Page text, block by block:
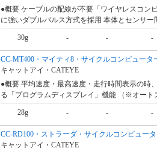
●概要 ケーブルの配線が不要「ワイヤレスコン
に強いダブルパルス方式を採用 本体とセンサー
30g - - -
CC-MT400・マイティ8・サイクルコンピュータ
キャットアイ・CATEYE
●概要 平均速度・最高速度・走行時間表示の時
る「プログラムディスプレイ」機能 （※オート
28g - - -
CC-RD100・ストラーダ・サイクルコンピュー
キャットアイ・CATEYE